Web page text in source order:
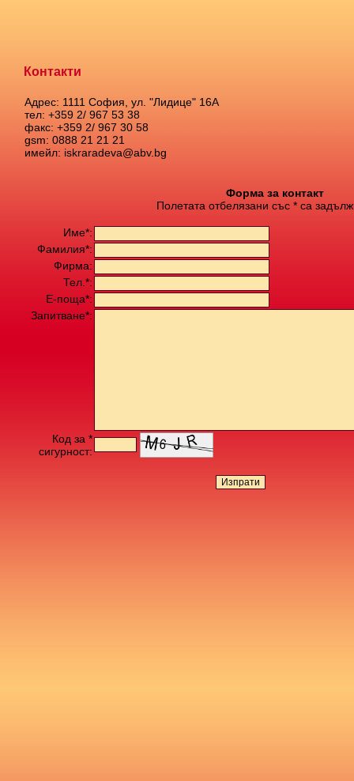
Контакти
Адрес: 1111 София, ул. "Лидице" 16А
тел: +359 2/ 967 53 38
факс: +359 2/ 967 30 58
gsm: 0888 21 21 21
имейл: iskraradeva@abv.bg
Форма за контакт
Полетата отбелязани със * са
Име*:
Фамилия*:
Фирма:
Тел.*:
Е-поща*:
Запитване*:
Код за *
сигурност: